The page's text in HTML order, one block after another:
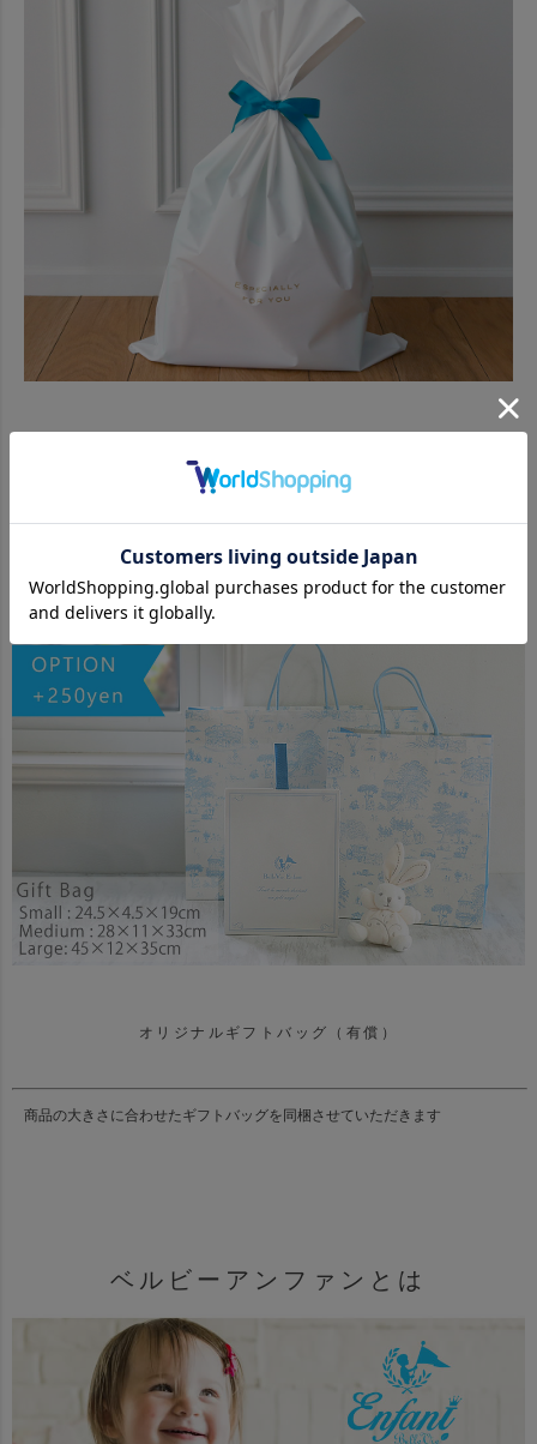
オリジナル ラッピングバッグ（有償）
商品の大きさに合わせた袋にリボンをお掛けしております。
オリジナルギフトバッグ（有償）
商品の大きさに合わせたギフトバッグを同梱させていただきます
ベルビーアンファンとは